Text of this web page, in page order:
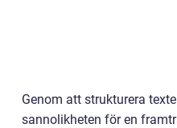
Genom att strukturera
sannolikheten för en